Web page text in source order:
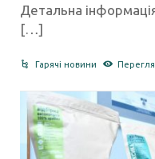
Детальна
[…]
Гарячі новини